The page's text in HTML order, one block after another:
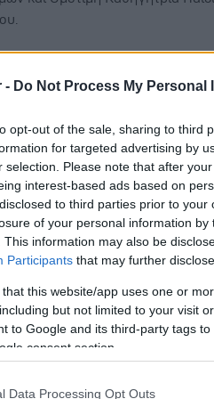
- Do Not Process My Personal
opt-out of the sale, sharing to third
for targeted advertising by
selection. Please note that after
interest-based ads based on
to third parties prior to
of your personal information by
This information may also be
Participants that may further
that this website/app uses one or
but not limited to your visit
to Google and its third-party tags
consent section.
Data Processing Opt Outs
του εμβολίου, τα
και ζητήματα εμπιστοσύνης
θα τεθούν στο
της, οι χρόνιοι ασθενείς
ερωτημάτων και διευκρινίσεων
είναι οι αντενδείξεις, πότε
κατηγορία, πώς κλείνει ο
πώς εγγυώνται την ασφάλεια του
ανεπιθύμητες ενέργειες.